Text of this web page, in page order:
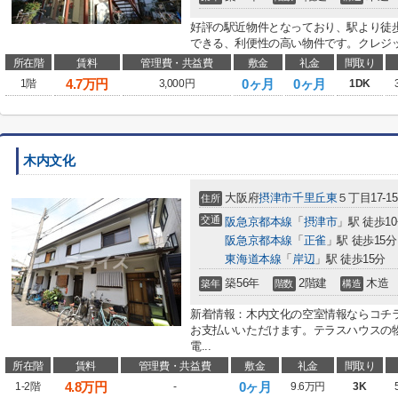
好評の駅近物件となっており、駅より
できる、利便性の高い物件です。クレ
所在階 賃料 管理費・共益費 敷金 礼金
間取り
1階
4.7万円 3,000円 0ヶ月 0ヶ月 1DK
木内文化
住所 大阪府摂津市千里丘東 ５丁目17-15
交通 阪急京都本線 「 摂津市」駅 徒歩
阪急京都本線 「 正雀 」駅 徒歩15分
東海道本線 「 岸辺 」駅 徒歩15分
築年 築56年 階数 2階建 構造 木造
新着情報：木内文化の空室情報ならコ
お支払いいただけます。テラスハウス
電...
所在階 賃料 管理費・共益費 敷金 礼金
間取り
1-2階
4.8万円 - 0ヶ月 9.6万円 3K